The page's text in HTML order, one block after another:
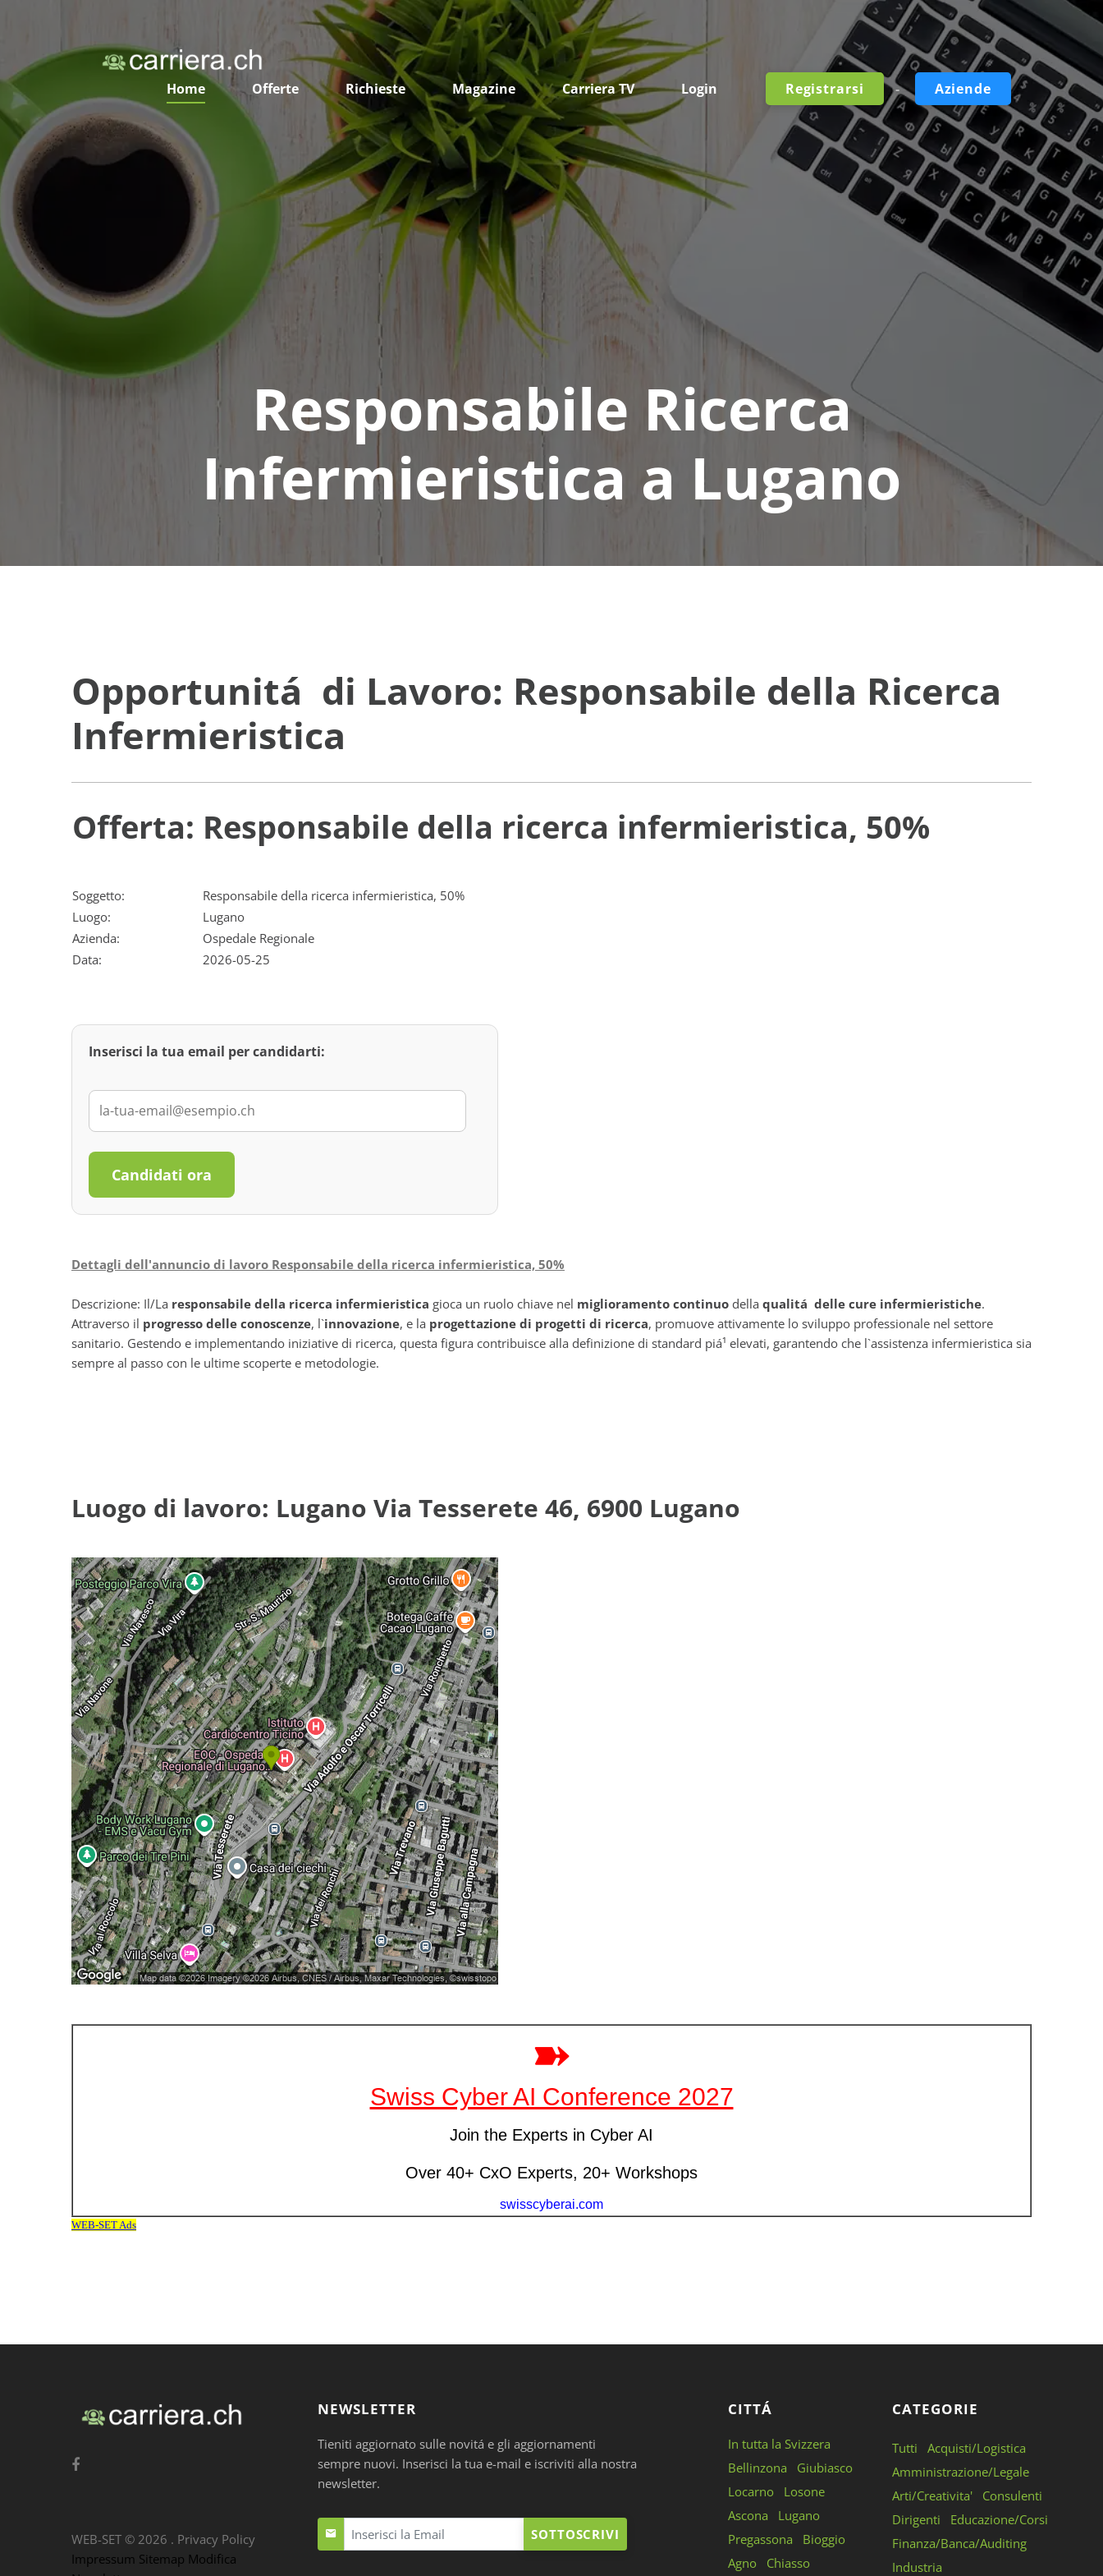
Home Offerte Richieste Magazine Carriera TV Login Registrarsi - Aziende
Responsabile Ricerca
Infermieristica a Lugano
Opportunitá di Lavoro: Responsabile della Ricerca
Infermieristica
Offerta: Responsabile della ricerca infermieristica, 50%
Soggetto:
Responsabile della ricerca infermieristica, 50%
Luogo:
Lugano
Azienda:
Ospedale Regionale
Data:
2026-05-25
Inserisci la tua email per candidarti:
Candidati ora
Dettagli dell'annuncio di lavoro Responsabile della ricerca infermieristica, 50%
Descrizione: Il/La responsabile della ricerca infermieristica gioca un ruolo chiave nel miglioramento continuo della qualitá delle cure infermieristiche.
Attraverso il progresso delle conoscenze, l`innovazione, e la progettazione di progetti di ricerca, promuove attivamente lo sviluppo professionale nel settore
sanitario. Gestendo e implementando iniziative di ricerca, questa figura contribuisce alla definizione di standard piá¹ elevati, garantendo che l`assistenza infermieristica sia
sempre al passo con le ultime scoperte e metodologie.
Luogo di lavoro: Lugano Via Tesserete 46, 6900 Lugano
NEWSLETTER
Tieniti aggiornato sulle novitá e gli aggiornamenti
sempre nuovi. Inserisci la tua e-mail e iscriviti alla nostra
newsletter.
SOTTOSCRIVI
CITTÁ
In tutta la Svizzera
Bellinzona
Giubiasco
Locarno
Losone
Ascona
Lugano
Pregassona
Bioggio
Agno
Chiasso
CATEGORIE
Tutti
Acquisti/Logistica
Amministrazione/Legale
Arti/Creativita'
Consulenti
Dirigenti
Educazione/Corsi
Finanza/Banca/Auditing
Industria
WEB-SET © 2026 . Privacy Policy
Impressum Sitemap Modifica